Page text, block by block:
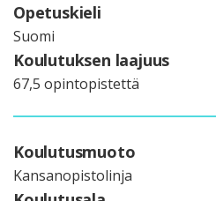
Opetuskieli
Suomi
Koulutuksen laajuus
67,5 opintopistettä
Koulutusmuoto
Kansanopistolinja